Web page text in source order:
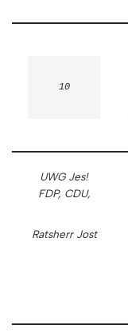
10
UWG Jes!
FDP, CDU,
Ratsherr Jost